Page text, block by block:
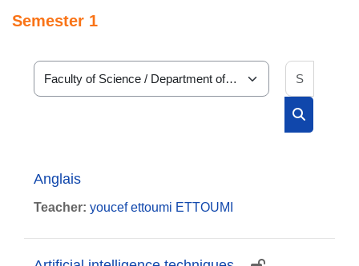
Semester 1
Course categories
Anglais
Teacher: youcef ettoumi ETTOUMI